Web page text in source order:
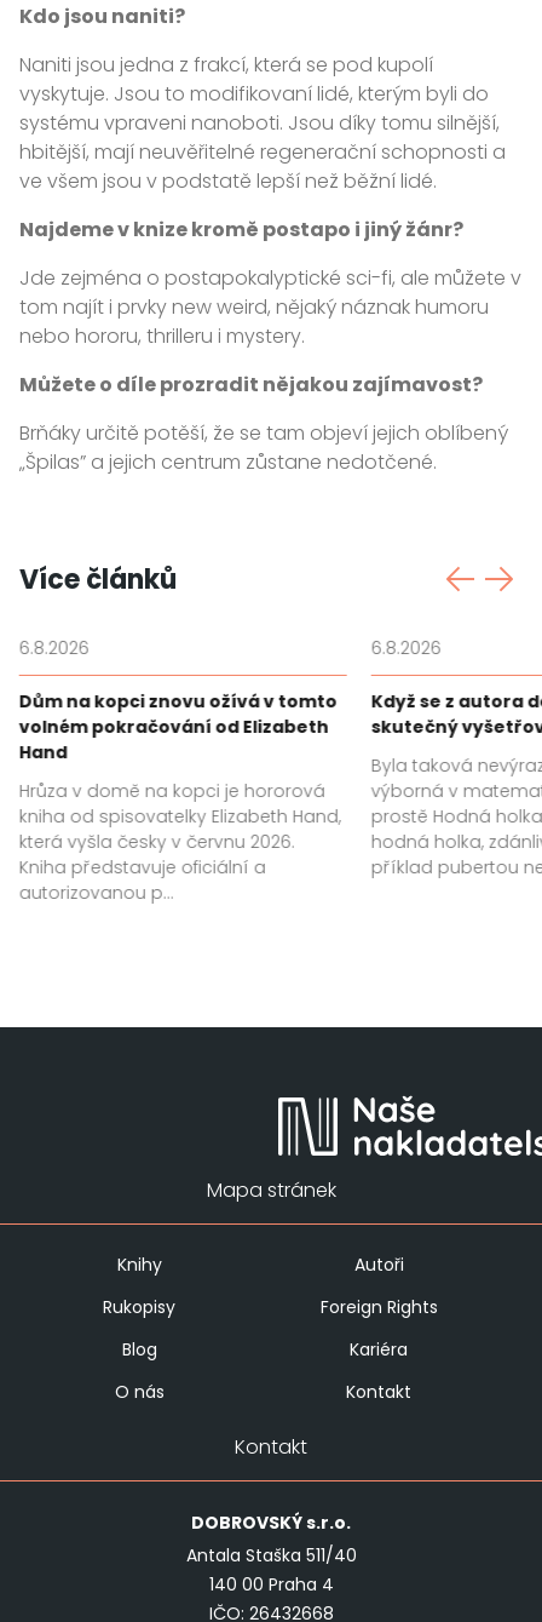
Kdo jsou naniti?
Naniti jsou jedna z frakcí, která se pod kupolí
vyskytuje. Jsou to modifikovaní lidé, kterým byli do
systému vpraveni nanoboti. Jsou díky tomu silnější,
hbitější, mají neuvěřitelné regenerační schopnosti a
ve všem jsou v podstatě lepší než běžní lidé.
Najdeme v knize kromě postapo i jiný žánr?
Jde zejména o postapokalyptické sci-fi, ale můžete v
tom najít i prvky new weird, nějaký náznak humoru
nebo hororu, thrilleru i mystery.
Můžete o díle prozradit nějakou zajímavost?
Brňáky určitě potěší, že se tam objeví jejich oblíbený
„Špilas” a jejich centrum zůstane nedotčené.
Více článků
6.8.2026
Dům na kopci znovu ožívá v tomto
volném pokračování od Elizabeth
Hand
Hrůza v domě na kopci je hororová
kniha od spisovatelky Elizabeth Hand,
která vyšla česky v červnu 2026.
Kniha představuje oficiální a
autorizovanou p...
6.8.2026
Když se z autora
skutečný
Byla taková
výborná v
prostě Hodná
hodná holka,
příklad pubertou
Mapa stránek
Knihy
Autoři
Rukopisy
Foreign Rights
Blog
Kariéra
O nás
Kontakt
Kontakt
DOBROVSKÝs.r.o.
Antala Staška 511/40
140 00 Praha 4
IČO: 26432668